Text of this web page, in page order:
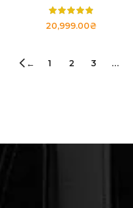
20,999.00₴
← 1 2 3 …